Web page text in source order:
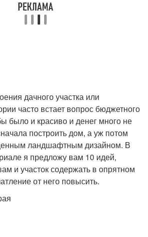
дачного участка или
часто встает вопрос бюджетного
было и красиво и денег много не
построить дом, а уж потом
ландшафтным дизайном. В
я предложу вам 10 идей,
и участок содержать в опрятном
от него повысить.